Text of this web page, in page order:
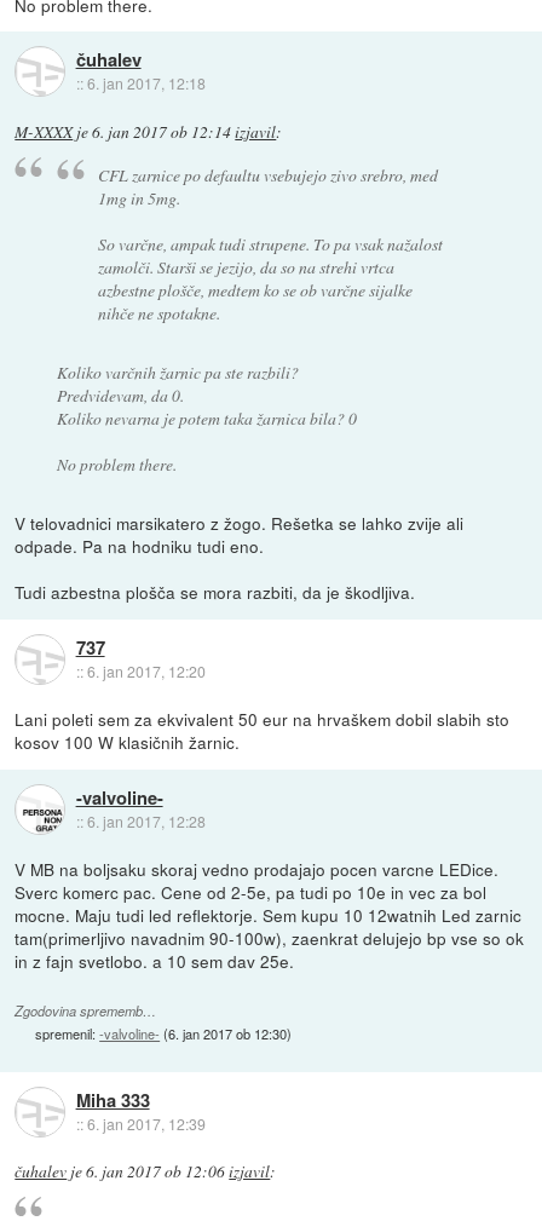
čuhalev
::6. jan 2017, 12:18
M-XXXXje6. jan 2017 ob 12:14izjavil:
CFL zarnice po defaultu vsebujejo zivo srebro, med
1mg in 5mg.
So varčne, ampak tudi strupene. To pa vsak nažalost
zamolči. Starši se jezijo, da so na strehi vrtca
azbestne plošče, medtem ko se ob varčne sijalke
nihče ne spotakne.
Koliko varčnih žarnic pa ste razbili?
Predvidevam, da 0.
Koliko nevarna je potem taka žarnica bila? 0
No problem there.
V telovadnici marsikatero z žogo. Rešetka se lahko zvije ali
odpade. Pa na hodniku tudi eno.
Tudi azbestna plošča se mora razbiti, da je škodljiva.
737
::6. jan 2017, 12:20
Lani poleti sem za ekvivalent 50 eur na hrvaškem dobil slabih sto
kosov 100 W klasičnih žarnic.
-valvoline-
::6. jan 2017, 12:28
V MB na boljsaku skoraj vedno prodajajo pocen varcne LEDice.
Sverc komerc pac. Cene od 2-5e, pa tudi po 10e in vec za bol
mocne. Maju tudi led reflektorje. Sem kupu 10 12watnih Led zarnic
tam(primerljivo navadnim 90-100w), zaenkrat delujejo bp vse so ok
in z fajn svetlobo. a 10 sem dav 25e.
Zgodovina sprememb…
spremenil:-valvoline- (6. jan 2017 ob 12:30)
Miha 333
::6. jan 2017, 12:39
čuhalev je6. jan 2017 ob 12:06izjavil: